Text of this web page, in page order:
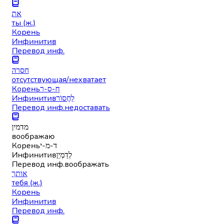
את
ты (ж.)
Корень
Инфинитив
Перевод инф.
חסרה
отсутствующая/нехватает
Кореньח-ס-ר
Инфинитивלַחֲסוֹר
Перевод инф.недоставать
מדמין
воображаю
Кореньד-מ-י
Инфинитивלְדַמְיֵן
Перевод инф.воображать
אותך
тебя (ж.)
Корень
Инфинитив
Перевод инф.